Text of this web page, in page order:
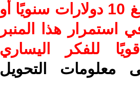
ساهم/ي معنا! بدعمكم بمبلغ 10 دولارات سنويًا أو
استمرار هذا المنبر
للفكر اليساري
معلومات التحويل